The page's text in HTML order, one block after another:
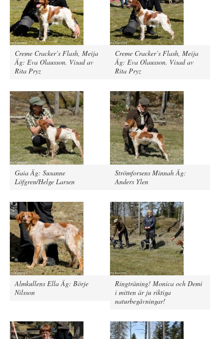
Creme Cracker’s Flash, Meija
Äg: Eva Olausson. Visad av
Rita Pryz
Creme Cracker’s Flash, Meija
Äg: Eva Olausson. Visad av
Rita Pryz
Gaia Äg: Susanne
Löfgren/Helge Larsen
Strömforsens Minnah Äg:
Anders Ylen
Almkullens Ella Äg: Börje
Nilsson
Ringträning! Monica och Demi
i mitten är ju riktiga
naturbegåvningar!